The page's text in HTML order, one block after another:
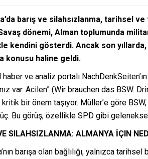
barış ve silahsızlanma, tarihsel
dönemi, Alman toplumunda
kendini gösterdi. Ancak son
konusu haline geldi.
ve analiz portalı
var. Acilen” (Wir brauchen das BSW.
bir önem taşıyor. Müller’e göre
Bu görüş, özellikle SPD gibi
SILAHSIZLANMA: ALMANYA İÇIN
barışa olan bağlılığı, yalnızca